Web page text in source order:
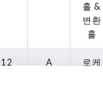
홀 &
변환
홀
홀 &
변환
홀
홀 &
변환
홀
홀 &
변환
홀
홀 &
변환
홀
홀 &
변환
홀
홀 &
변환
홀
홀 &
변환
홀
홀 &
변환
홀
홀 &
변환
홀
홀 &
변환
홀
홀 &
변환
홀
홀 &
변환
홀
홀 &
변환
홀
홀 &
변환
홀
홀 &
변환
홀
홀 &
변환
홀
홀 &
변환
홀
홀 &
변환
홀
홀 &
변환
홀
홀 &
변환
홀
홀 &
변환
홀
홀 &
변환
홀
홀 &
변환
홀
홀(슬
롯 유),
크로
어 있
홀 &
변환
홀
12 A
로케